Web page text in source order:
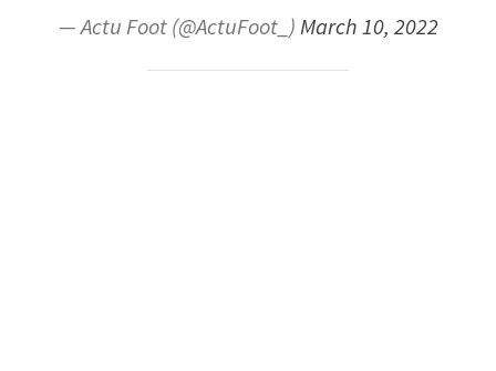
— Actu Foot (@ActuFoot_)March 10, 2022